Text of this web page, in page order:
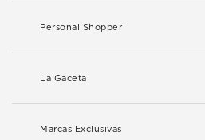
Personal Shopper
La Gaceta
Marcas Exclusivas